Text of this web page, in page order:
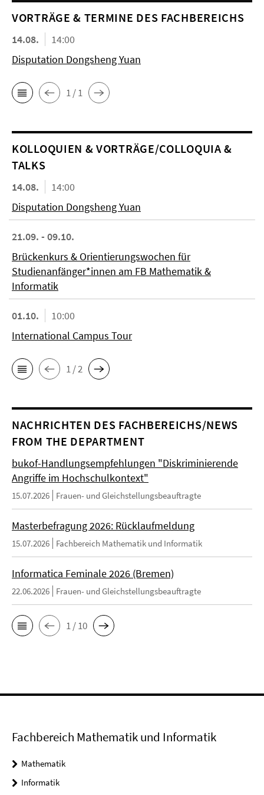
VORTRÄGE & TERMINE DES FACHBEREICHS
14.08.
14:00
Disputation Dongsheng Yuan
1 / 1
KOL­LO­QUIEN & VORTRÄGE/COLLOQUIA &
TALKS
14.08.
14:00
Disputation Dongsheng Yuan
21.09. - 09.10.
Brückenkurs & Orientierungswochen für
Studienanfänger*innen am FB Mathematik &
Informatik
01.10.
10:00
International Campus Tour
1 / 2
NACHRICHTEN DES FACHBEREICHS/NEWS
FROM THE DEPARTMENT
bukof-Handlungsempfehlungen "Diskriminierende
Angriffe im Hochschulkontext"
15.07.2026 Frauen- und Gleichstellungsbeauftragte
Masterbefragung 2026: Rücklaufmeldung
15.07.2026 Fachbereich Mathematik und Informatik
Informatica Feminale 2026 (Bremen)
22.06.2026 Frauen- und Gleichstellungsbeauftragte
1 / 10
Fachbereich Mathematik und Informatik
Mathematik
Informatik